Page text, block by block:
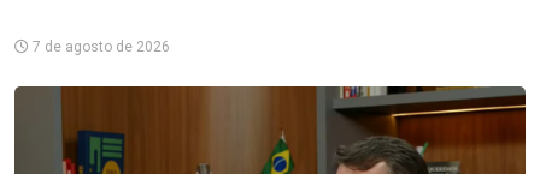
7 de agosto de 2026